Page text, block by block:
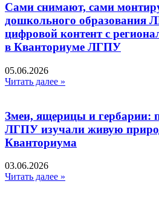
Сами снимают, сами
дошкольного образования
цифровой контент с
в Кванториуме ЛГПУ​
05.06.2026
Читать далее »
Змеи, ящерицы и гербарии:
ЛГПУ изучали живую
Кванториума
03.06.2026
Читать далее »